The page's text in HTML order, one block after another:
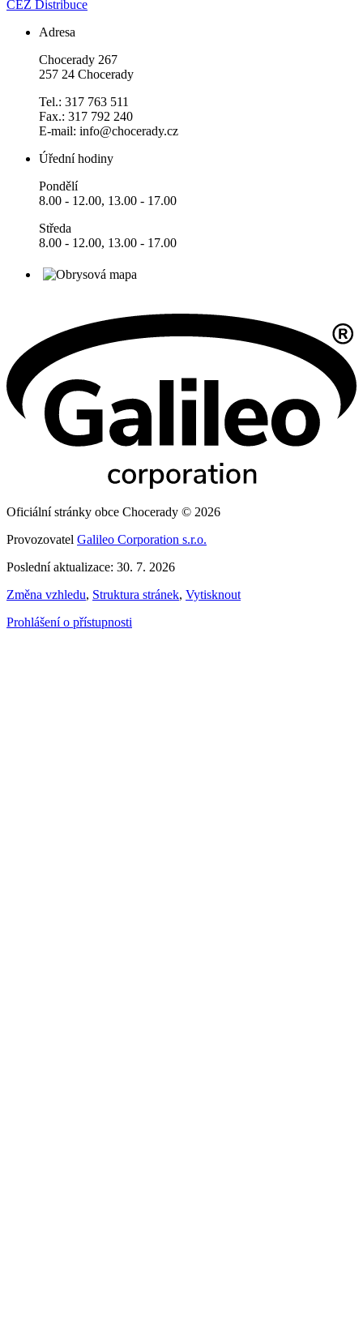
ČEZ Distribuce
Adresa
Chocerady 267
257 24 Chocerady
Tel.: 317 763 511
Fax.: 317 792 240
E-mail: info@chocerady.cz
Úřední hodiny
Pondělí
8.00 - 12.00, 13.00 - 17.00
Středa
8.00 - 12.00, 13.00 - 17.00
Oficiální stránky obce Chocerady © 2026
Provozovatel Galileo Corporation s.r.o.
Poslední aktualizace: 30. 7. 2026
Změna vzhledu, Struktura stránek, Vytisknout
Prohlášení o přístupnosti